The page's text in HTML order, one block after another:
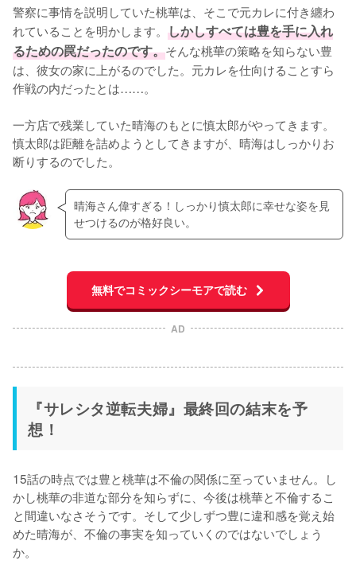
警察に事情を説明していた桃華は、そこで元カレに付き纏わ
れていることを明かします。 しかしすべては豊を手に入れ
るための罠だったのです。そんな桃華の策略を知らない豊
は、彼女の家に上がるのでした。元カレを仕向けることすら
作戦の内だったとは……。
一方店で残業していた晴海のもとに慎太郎がやってきます。
慎太郎は距離を詰めようとしてきますが、晴海はしっかりお
断りするのでした。
晴海さん偉すぎる！しっかり慎太郎に幸せな姿を見
せつけるのが格好良い。
無料でコミックシーモアで読む
AD
『サレシタ逆転夫婦』最終回の結末を予
想！
15話の時点では豊と桃華は不倫の関係に至っていません。し
かし桃華の非道な部分を知らずに、今後は桃華と不倫するこ
と間違いなさそうです。そして少しずつ豊に違和感を覚え始
めた晴海が、不倫の事実を知っていくのではないでしょう
か。